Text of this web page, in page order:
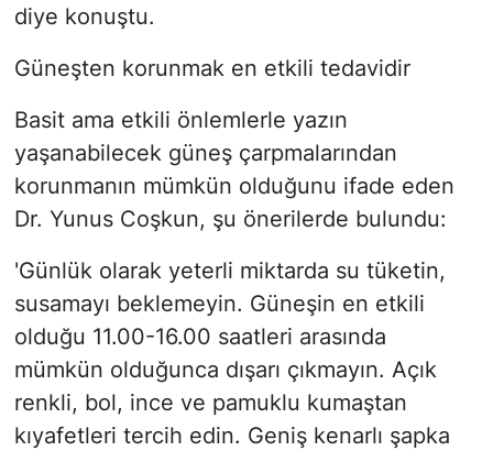
diye konuştu.
Güneşten korunmak en etkili tedavidir
Basit ama etkili önlemlerle yazın
yaşanabilecek güneş çarpmalarından
korunmanın mümkün olduğunu ifade eden
Dr. Yunus Coşkun, şu önerilerde bulundu:
'Günlük olarak yeterli miktarda su tüketin,
susamayı beklemeyin. Güneşin en etkili
olduğu 11.00-16.00 saatleri arasında
mümkün olduğunca dışarı çıkmayın. Açık
renkli, bol, ince ve pamuklu kumaştan
kıyafetleri tercih edin. Geniş kenarlı şapka